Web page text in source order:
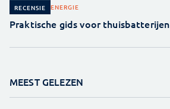
RECENSIE ENERGIE
Praktische gids voor thuisbatterijen
MEEST GELEZEN